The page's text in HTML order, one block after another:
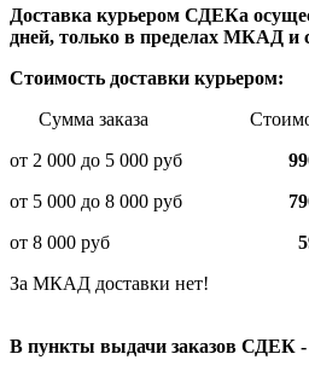
Доставка курьером СДЕКа
дней, только в пределах МКАД и
Стоимость доставки курьером:
Сумма заказа Стоимость
от 2 000 до 5 000 руб
от 5 000 до 8 000 руб
от 8 000 руб
За МКАД доставки нет!
В пункты выдачи заказов СДЕК -